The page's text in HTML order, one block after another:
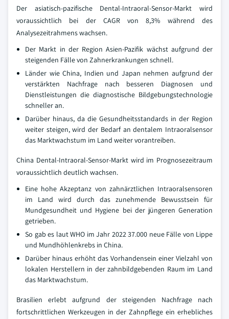
Der asiatisch-pazifische Dental-Intraoral-Sensor-Markt wird
voraussichtlich bei der CAGR von 8,3% während des
Analysezeitrahmens wachsen.
Der Markt in der Region Asien-Pazifik wächst aufgrund der
steigenden Fälle von Zahnerkrankungen schnell.
Länder wie China, Indien und Japan nehmen aufgrund der
verstärkten Nachfrage nach besseren Diagnosen und
Dienstleistungen die diagnostische Bildgebungstechnologie
schneller an.
Darüber hinaus, da die Gesundheitsstandards in der Region
weiter steigen, wird der Bedarf an dentalem Intraoralsensor
das Marktwachstum im Land weiter vorantreiben.
China Dental-Intraoral-Sensor-Markt wird im Prognosezeitraum
voraussichtlich deutlich wachsen.
Eine hohe Akzeptanz von zahnärztlichen Intraoralsensoren
im Land wird durch das zunehmende Bewusstsein für
Mundgesundheit und Hygiene bei der jüngeren Generation
getrieben.
So gab es laut WHO im Jahr 2022 37.000 neue Fälle von Lippe
und Mundhöhlenkrebs in China.
Darüber hinaus erhöht das Vorhandensein einer Vielzahl von
lokalen Herstellern in der zahnbildgebenden Raum im Land
das Marktwachstum.
Brasilien erlebt aufgrund der steigenden Nachfrage nach
fortschrittlichen Werkzeugen in der Zahnpflege ein erhebliches